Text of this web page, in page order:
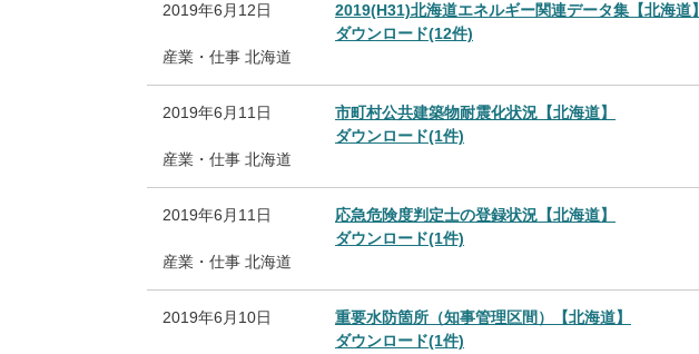
2019年6月12日
2019(H31)北海道エネルギー関連データ集【北海道】
ダウンロード(12件)
産業・仕事 北海道
2019年6月11日
市町村公共建築物耐震化状況【北海道】
ダウンロード(1件)
産業・仕事 北海道
2019年6月11日
応急危険度判定士の登録状況【北海道】
ダウンロード(1件)
産業・仕事 北海道
2019年6月10日
重要水防箇所（知事管理区間）【北海道】
ダウンロード(1件)